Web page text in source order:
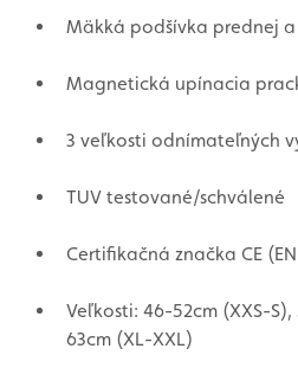
Mäkká podšívka prednej
Magnetická upínacia
3 veľkosti odnímateľných
TUV testované/schválené
Certifikačná značka CE (EN
Veľkosti: 46-52cm (XXS-
63cm (XL-XXL)